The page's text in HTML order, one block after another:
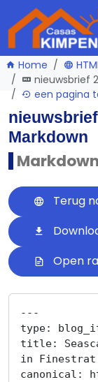
Home
nieuwsbrief
een pagina
Markdown
Terug
Open
---
type:
title:
in
canonical: